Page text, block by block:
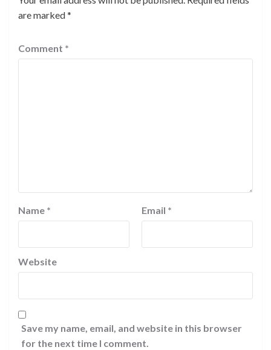
are marked*
Comment *
Name * Email *
Website
Save my name, email, and website in this browser
for the next time I comment.